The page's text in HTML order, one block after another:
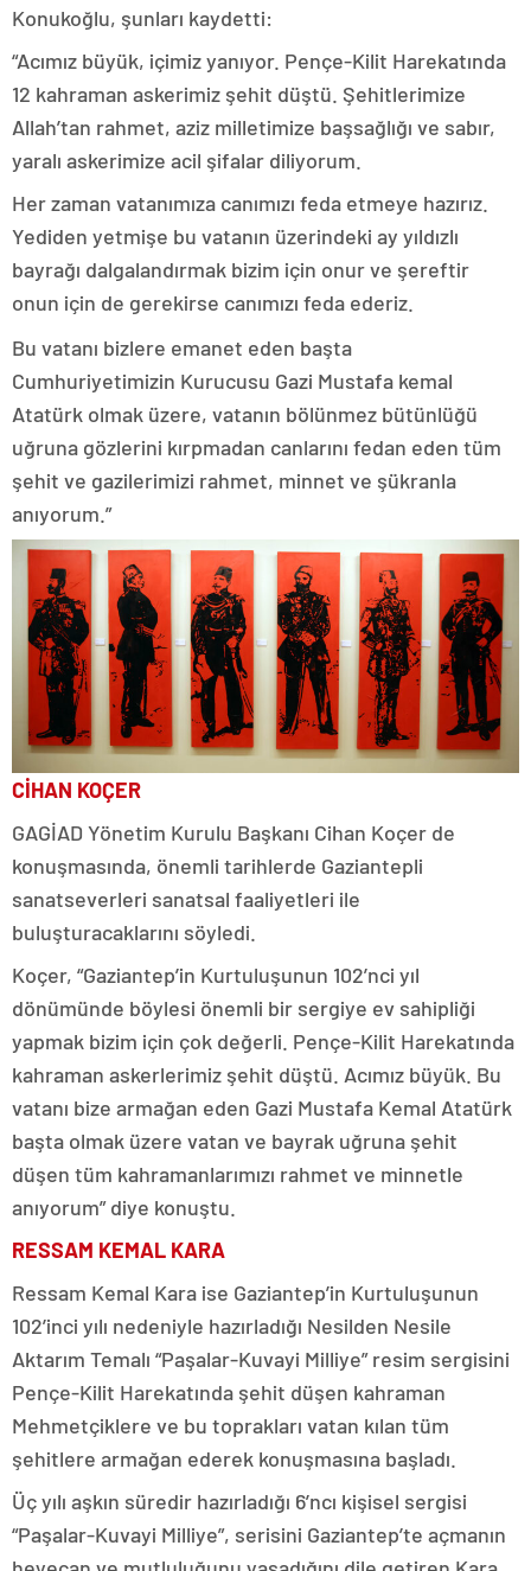
Konukoğlu, şunları kaydetti:
“Acımız büyük, içimiz yanıyor. Pençe-Kilit Harekatında
12 kahraman askerimiz şehit düştü. Şehitlerimize
Allah’tan rahmet, aziz milletimize başsağlığı ve sabır,
yaralı askerimize acil şifalar diliyorum.
Her zaman vatanımıza canımızı feda etmeye hazırız.
Yediden yetmişe bu vatanın üzerindeki ay yıldızlı
bayrağı dalgalandırmak bizim için onur ve şereftir
onun için de gerekirse canımızı feda ederiz.
Bu vatanı bizlere emanet eden başta
Cumhuriyetimizin Kurucusu Gazi Mustafa kemal
Atatürk olmak üzere, vatanın bölünmez bütünlüğü
uğruna gözlerini kırpmadan canlarını fedan eden tüm
şehit ve gazilerimizi rahmet, minnet ve şükranla
anıyorum.”
CİHAN KOÇER
GAGİAD Yönetim Kurulu Başkanı Cihan Koçer de
konuşmasında, önemli tarihlerde Gaziantepli
sanatseverleri sanatsal faaliyetleri ile
buluşturacaklarını söyledi.
Koçer, “Gaziantep’in Kurtuluşunun 102’nci yıl
dönümünde böylesi önemli bir sergiye ev sahipliği
yapmak bizim için çok değerli. Pençe-Kilit Harekatında
kahraman askerlerimiz şehit düştü. Acımız büyük. Bu
vatanı bize armağan eden Gazi Mustafa Kemal Atatürk
başta olmak üzere vatan ve bayrak uğruna şehit
düşen tüm kahramanlarımızı rahmet ve minnetle
anıyorum” diye konuştu.
RESSAM KEMAL KARA
Ressam Kemal Kara ise Gaziantep’in Kurtuluşunun
102’inci yılı nedeniyle hazırladığı Nesilden Nesile
Aktarım Temalı “Paşalar-Kuvayi Milliye” resim sergisini
Pençe-Kilit Harekatında şehit düşen kahraman
Mehmetçiklere ve bu toprakları vatan kılan tüm
şehitlere armağan ederek konuşmasına başladı.
Üç yılı aşkın süredir hazırladığı 6’ncı kişisel sergisi
“Paşalar-Kuvayi Milliye”, serisini Gaziantep’te açmanın